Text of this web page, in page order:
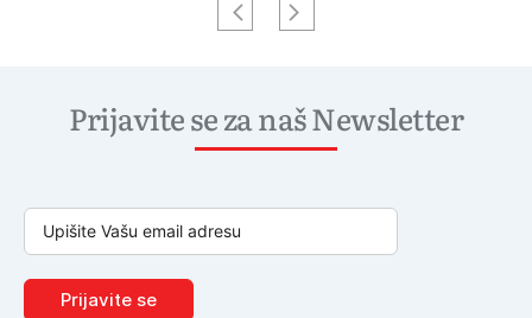
Prijavite se za naš Newsletter
Prijavite se